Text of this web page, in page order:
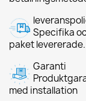
Specifika
paket levererade.
Garanti
med installation